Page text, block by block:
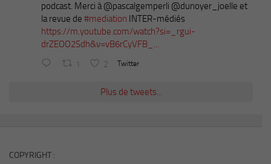
podcast. Merci à ⁦@pascalgemperli⁩ ⁦@dunoyer_joelle⁩ et
la revue de #mediation INTER-médiés
https://m.youtube.com/watch?si=_rgui-
drZEOO2Sdh&v=vB6rCyVFB_...
1 2 Twitter
Plus de tweets...
COPYRIGHT :